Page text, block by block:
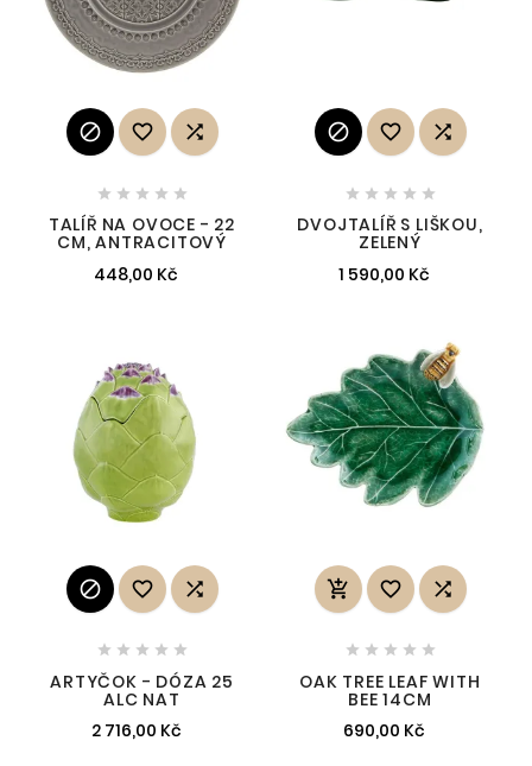
  
    
TALÍŘ NA OVOCE - 22
CM, ANTRACITOVÝ
448,00 Kč
  
    
DVOJTALÍŘ S LIŠKOU,
ZELENÝ
1 590,00 Kč
  
    
ARTYČOK - DÓZA 25
ALC NAT
2 716,00 Kč
  
    
OAK TREE LEAF WITH
BEE 14CM
690,00 Kč